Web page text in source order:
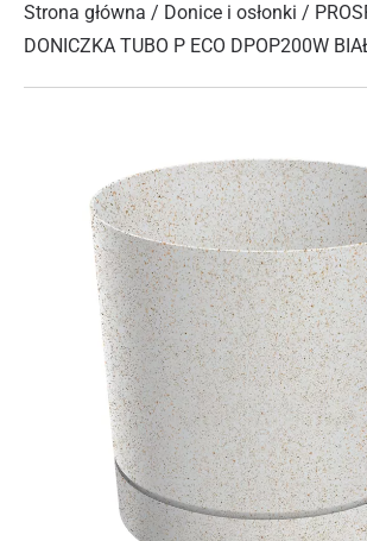
Strona główna / Donice i osłonki /
DONICZKA TUBO P ECO DPOP200W